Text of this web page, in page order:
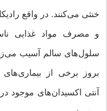
خنثی می‌کنند. در واقع
و مصرف مواد غذایی
سلول‌های سالم آسیب
بروز برخی از
آنتی اکسیدان‌های موجود